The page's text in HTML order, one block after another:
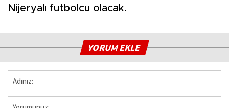
Nijeryalı futbolcu olacak.
YORUM EKLE